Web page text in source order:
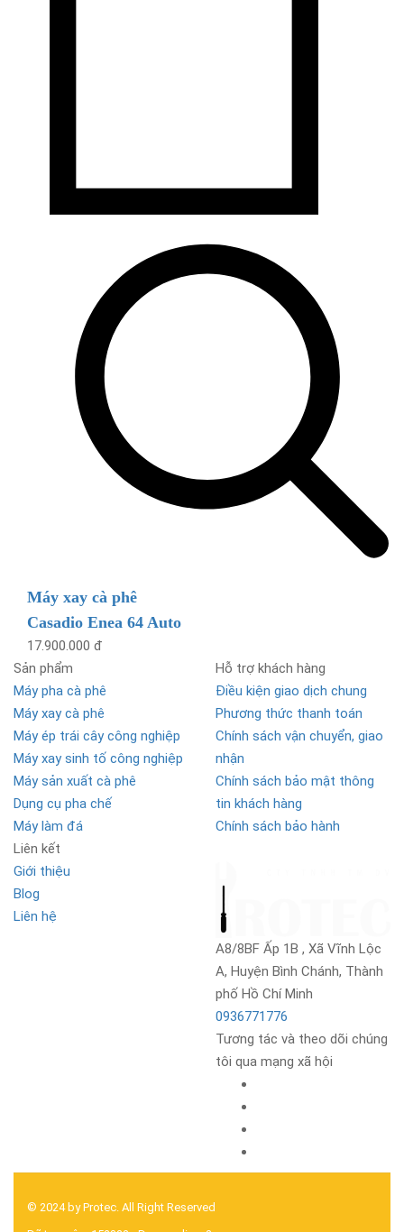
Máy xay cà phê
Casadio Enea 64 Auto
17.900.000 đ
Sản phẩm
Máy pha cà phê
Máy xay cà phê
Máy ép trái cây công nghiệp
Máy xay sinh tố công nghiệp
Máy sản xuất cà phê
Dụng cụ pha chế
Máy làm đá
Hỗ trợ khách hàng
Điều kiện giao dịch chung
Phương thức thanh toán
Chính sách vận chuyển, giao
nhận
Chính sách bảo mật thông
tin khách hàng
Chính sách bảo hành
Liên kết
Giới thiệu
Blog
Liên hệ
A8/8BF Ấp 1B , Xã Vĩnh Lộc
A, Huyện Bình Chánh, Thành
phố Hồ Chí Minh
0936771776
Tương tác và theo dõi chúng
tôi qua mạng xã hội
© 2024 by Protec. All Right Reserved